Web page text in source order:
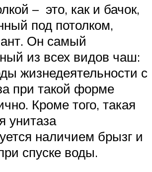
– это, как и бачок,
под потолком,
Он самый
из всех видов чаш:
жизнедеятельности с
при такой форме
Кроме того, такая
унитаза
наличием брызг и
спуске воды.